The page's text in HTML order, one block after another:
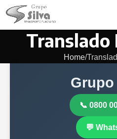
Translado
Home
📞 0800
💬